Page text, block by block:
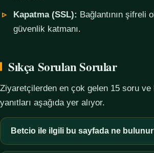
Kapatma (SSL): Bağlantının şifreli
güvenlik katmanı.
Sıkça Sorulan Sorular
Ziyaretçilerden en çok gelen 15 soru ve
yanıtları aşağıda yer alıyor.
Betcio ile ilgili bu sayfada ne
Bu sayfada yalnızca kavramsal bilgi, terim